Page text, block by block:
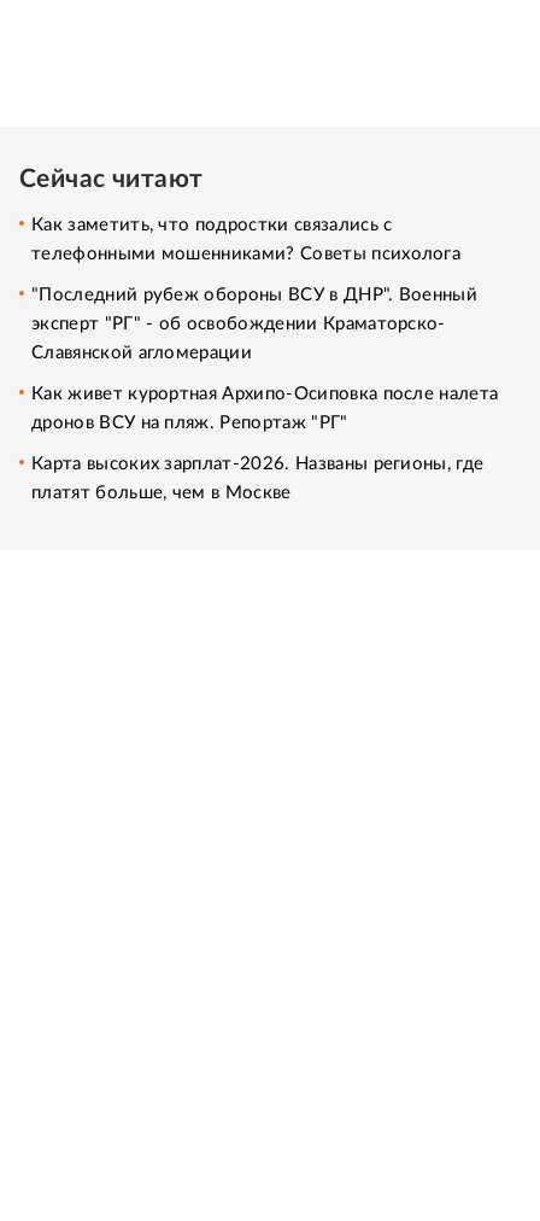
Сейчас читают
Как заметить, что подростки связались с
телефонными мошенниками? Советы психолога
"Последний рубеж обороны ВСУ в ДНР". Военный
эксперт "РГ" - об освобождении Краматорско-
Славянской агломерации
Как живет курортная Архипо-Осиповка после налета
дронов ВСУ на пляж. Репортаж "РГ"
Карта высоких зарплат-2026. Названы регионы, где
платят больше, чем в Москве